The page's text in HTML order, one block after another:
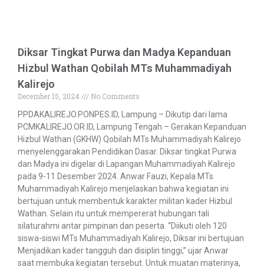
Diksar Tingkat Purwa dan Madya Kepanduan
Hizbul Wathan Qobilah MTs Muhammadiyah
Kalirejo
December 15, 2024
No Comments
PPDAKALIREJO.PONPES.ID, Lampung – Dikutip dari lama
PCMKALIREJO.OR.ID, Lampung Tengah – Gerakan Kepanduan
Hizbul Wathan (GKHW) Qobilah MTs Muhammadiyah Kalirejo
menyelenggarakan Pendidikan Dasar. Diksar tingkat Purwa
dan Madya ini digelar di Lapangan Muhammadiyah Kalirejo
pada 9-11 Desember 2024. Anwar Fauzi, Kepala MTs
Muhammadiyah Kalirejo menjelaskan bahwa kegiatan ini
bertujuan untuk membentuk karakter militan kader Hizbul
Wathan. Selain itu untuk mempererat hubungan tali
silaturahmi antar pimpinan dan peserta. “Diikuti oleh 120
siswa-siswi MTs Muhammadiyah Kalirejo, Diksar ini bertujuan
Menjadikan kader tangguh dan disiplin tinggi,” ujar Anwar
saat membuka kegiatan tersebut. Untuk muatan materinya,